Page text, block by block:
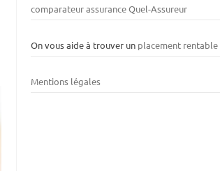
comparateur assurance Quel-Assureur
On vous aide à trouver un placement rentable
Mentions légales